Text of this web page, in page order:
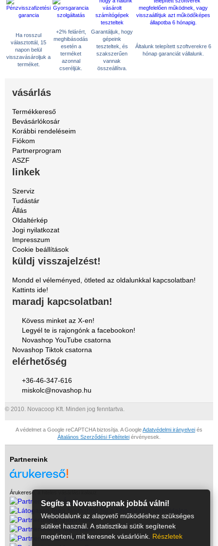
Ha rosszul
választottál, 15
napon belül
visszavásároljuk a
terméket.
+2% felárért,
meghibásodás
esetén a
terméket
azonnal
cseréljük.
Garantáljuk, hogy
gépeink
teszteltek, és
szakszerűen
vannak
összeállítva.
Általunk telepített szoftverekre 6
hónap garanciát vállalunk.
vásárlás
Termékkereső
Bevásárlókosár
Korábbi rendeléseim
Fiókom
Partnerprogram
ASZF
linkek
Szerviz
Tudástár
Állás
Oldaltérkép
Jogi nyilatkozat
Impresszum
Cookie beállítások
küldj visszajelzést!
Mondd el véleményed, ötleted az oldalunkkal kapcsolatban!
Kattints ide!
maradj kapcsolatban!
Kövess minket az X-en!
Legyél te is rajongónk a facebookon!
Novashop YouTube csatorna
Novashop Tiktok csatorna
elérhetőség
+36-46-347-616
miskolc@novashop.hu
© 2010. Novacoop Kft. Minden jog fenntartva.
A védelmet a Google reCAPTCHA biztosítja. A GoogleAdatvédelmi irányelvei és
Általános Szerződési Feltételei érvényesek.
Partnereink
Árukereső, a hiteles vásárlási kalauz
Segíts a Novashopnak jobbá válni!
Weboldalunk az alapvető működéshez szükséges
sütiket használ. A statisztikai sütik segítenek
megérteni, mit keresnek vásárlóink. Részletek